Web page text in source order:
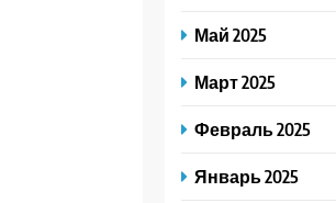
Май 2025
Март 2025
Февраль 2025
Январь 2025